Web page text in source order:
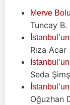
Merve
Tuncay B.
Rıza Acar
Seda
Oğuzhan